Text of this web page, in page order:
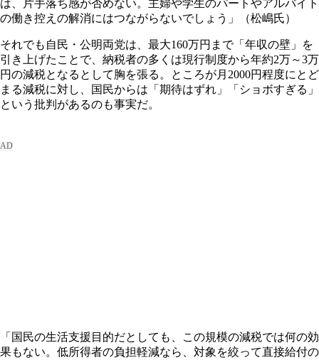
は、片手落ち感が否めない。主婦や学生のパートやアルバイト
の働き控えの解消にはつながらないでしょう」（松嶋氏）
それでも自民・公明両党は、最大160万円まで「年収の壁」を
引き上げたことで、納税者の多くは現行制度から年約2万～3万
円の減税となるとして胸を張る。ところが月2000円程度にとど
まる減税に対し、国民からは「期待はずれ」「ショボすぎる」
という批判があるのも事実だ。
「国民の生活支援目的だとしても、この規模の減税では何の効
果もない。低所得者の負担軽減なら、対象を絞って直接給付の